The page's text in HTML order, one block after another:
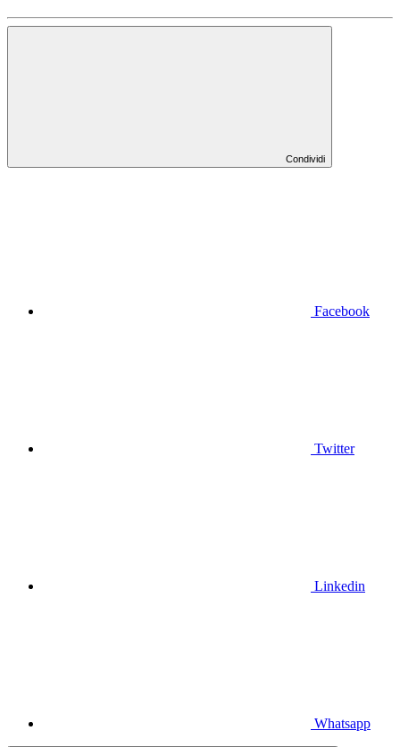
Condividi
Facebook
Twitter
Linkedin
Whatsapp